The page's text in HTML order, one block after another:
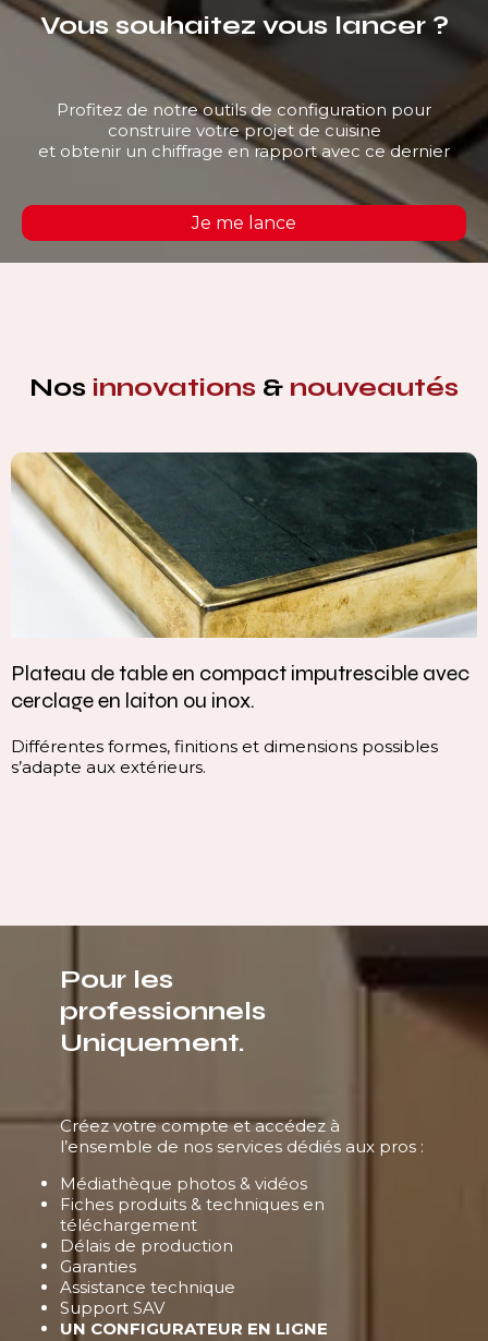
Vous souhaitez vous lancer ?
Profitez de notre outils de configuration pour
construire votre projet de cuisine
et obtenir un chiffrage en rapport avec ce dernier
Je me lance
Nos innovations & nouveautés
Vasque intégrée monobloc — élégance et
continuité parfaite
Cette vasque intégrée monobloc est conçue dans la
continuité du plan, sans rupture visuelle. Elle offre une
Pour les
professionnels
Uniquement.
Créez votre compte et accédez à
l’ensemble de nos services dédiés aux pros :
Médiathèque photos & vidéos
Fiches produits & techniques en
téléchargement
Délais de production
Garanties
Assistance technique
Support SAV
UN CONFIGURATEUR EN LIGNE